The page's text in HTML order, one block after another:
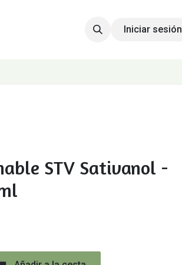
Iniciar sesión
STV Sativanol -